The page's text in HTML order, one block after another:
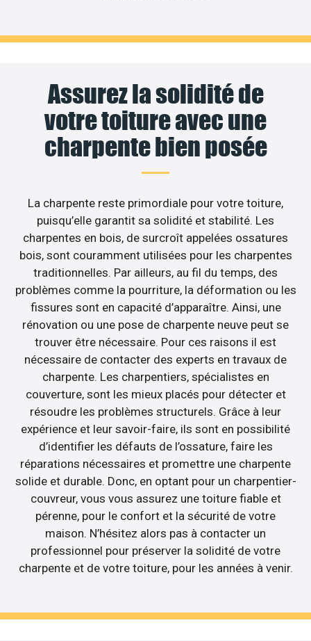
Assurez la solidité de
votre toiture avec une
charpente bien posée
La charpente reste primordiale pour votre toiture,
puisqu’elle garantit sa solidité et stabilité. Les
charpentes en bois, de surcroît appelées ossatures
bois, sont couramment utilisées pour les charpentes
traditionnelles. Par ailleurs, au fil du temps, des
problèmes comme la pourriture, la déformation ou les
fissures sont en capacité d’apparaître. Ainsi, une
rénovation ou une pose de charpente neuve peut se
trouver être nécessaire. Pour ces raisons il est
nécessaire de contacter des experts en travaux de
charpente. Les charpentiers, spécialistes en
couverture, sont les mieux placés pour détecter et
résoudre les problèmes structurels. Grâce à leur
expérience et leur savoir-faire, ils sont en possibilité
d’identifier les défauts de l’ossature, faire les
réparations nécessaires et promettre une charpente
solide et durable. Donc, en optant pour un charpentier-
couvreur, vous vous assurez une toiture fiable et
pérenne, pour le confort et la sécurité de votre
maison. N’hésitez alors pas à contacter un
professionnel pour préserver la solidité de votre
charpente et de votre toiture, pour les années à venir.